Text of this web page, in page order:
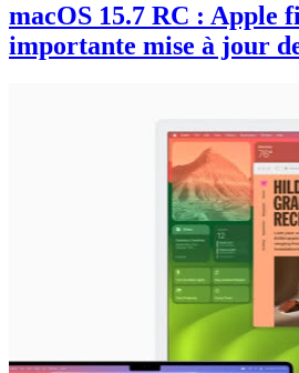
macOS 15.7 RC : Apple
importante mise à jour